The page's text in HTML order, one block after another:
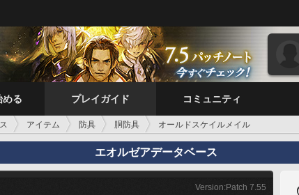
める プレイガイド コミュニティ
アイテム 防具 胴防具 オールドスケイルメイル
エオルゼアデータベース
Version:Patch 7.55